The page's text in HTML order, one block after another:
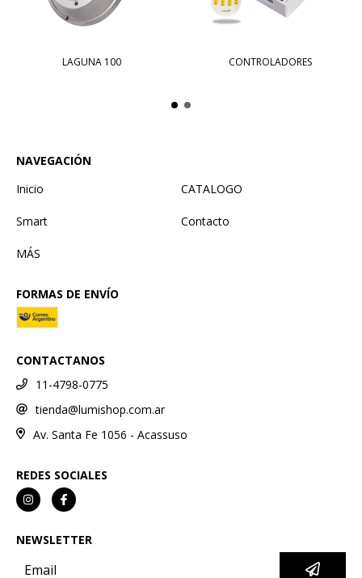
LAGUNA 100 CONTROLADORES
NAVEGACIÓN
Inicio
CATALOGO
Smart Contacto
MÁS
FORMAS DE ENVÍO
CONTACTANOS
11-4798-0775
tienda@lumishop.com.ar
Av. Santa Fe 1056 - Acassuso
REDES SOCIALES
NEWSLETTER